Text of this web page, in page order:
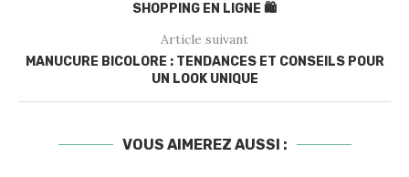
SHOPPING EN LIGNE 🛍️
Article suivant
MANUCURE BICOLORE : TENDANCES ET CONSEILS POUR
UN LOOK UNIQUE
VOUS AIMEREZ AUSSI :